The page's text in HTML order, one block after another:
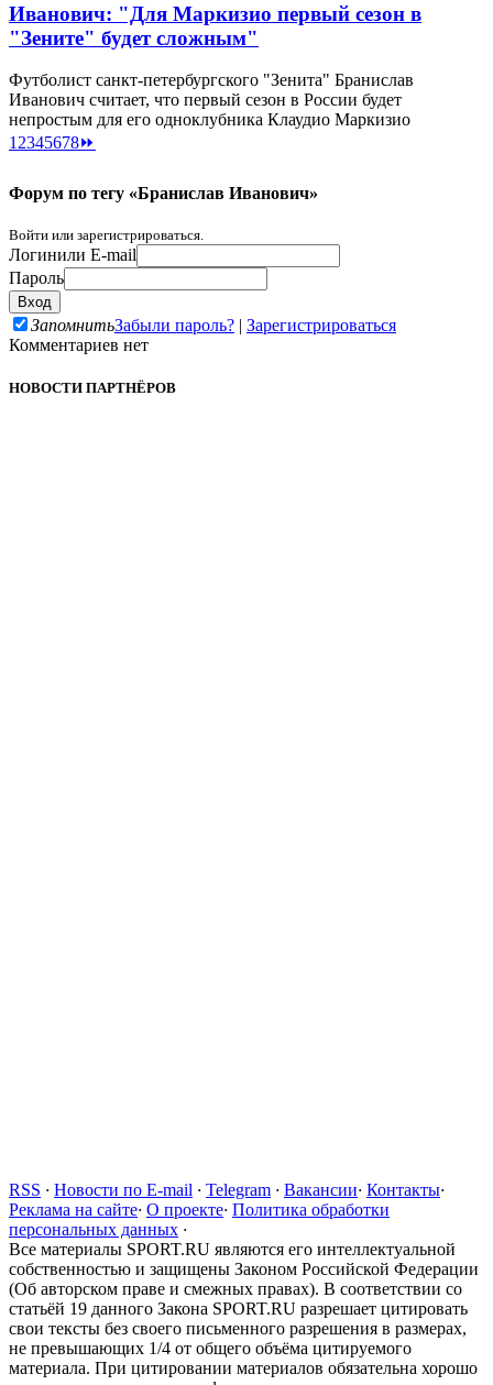
Иванович: "Для Маркизио первый сезон в
"Зените" будет сложным"
Футболист санкт-петербургского "Зенита" Бранислав
Иванович считает, что первый сезон в России будет
непростым для его одноклубника Клаудио Маркизио
1 2345678⏩
Форум по тегу «Бранислав Иванович»
Войти или зарегистрироваться.
Логинили E-mail
Пароль
ЗапомнитьЗабыли пароль? | Зарегистрироваться
Комментариев нет
НОВОСТИ ПАРТНЁРОВ
RSS · Новости по E-mail · Telegram · Вакансии· Контакты·
Реклама на сайте· О проекте· Политика обработки
персональных данных ·
Все материалы SPORT.RU являются его интеллектуальной
собственностью и защищены Законом Российской Федерации
(Об авторском праве и смежных правах). В соответствии со
статьёй 19 данного Закона SPORT.RU разрешает цитировать
свои тексты без своего письменного разрешения в размерах,
не превышающих 1/4 от общего объёма цитируемого
материала. При цитировании материалов обязательна хорошо